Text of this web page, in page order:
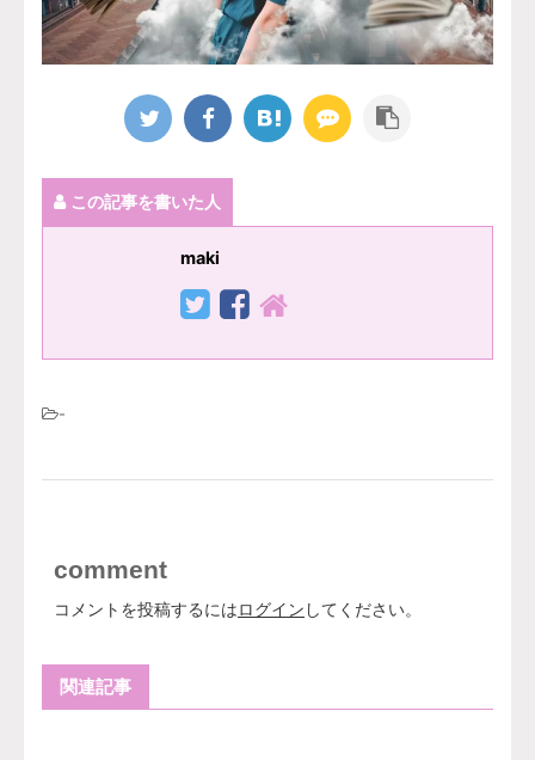
この記事を書いた人
maki
-
comment
コメントを投稿するにはログイン してください。
関連記事